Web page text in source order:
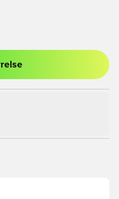
tilmelde dig som medlem